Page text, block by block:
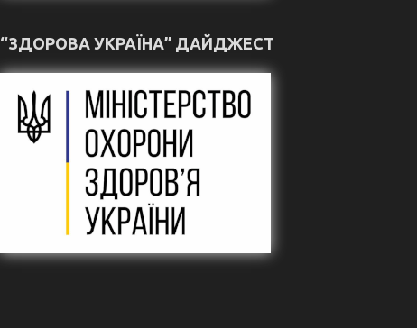
“ЗДОРОВА УКРАЇНА” ДАЙДЖЕСТ